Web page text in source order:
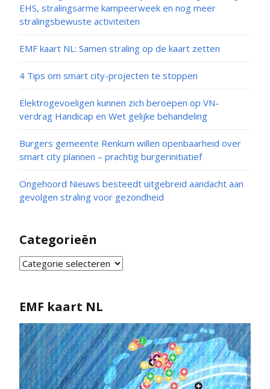
EHS, stralingsarme kampeerweek en nog meer
stralingsbewuste activiteiten
EMF kaart NL: Samen straling op de kaart zetten
4 Tips om smart city-projecten te stoppen
Elektrogevoeligen kunnen zich beroepen op VN-
verdrag Handicap en Wet gelijke behandeling
Burgers gemeente Renkum willen openbaarheid over
smart city plannen – prachtig burgerinitiatief
Ongehoord Nieuws besteedt uitgebreid aandacht aan
gevolgen straling voor gezondheid
Categorieën
EMF kaart NL